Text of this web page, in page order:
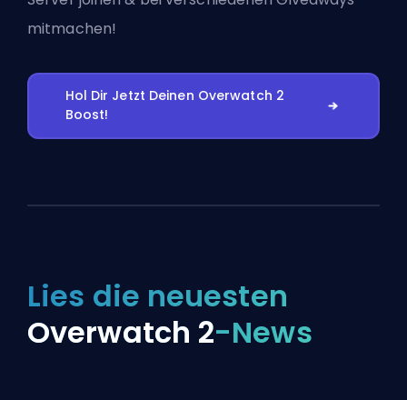
mitmachen!
Hol Dir Jetzt Deinen Overwatch 2
Boost!
Lies die neuesten
Overwatch 2-News